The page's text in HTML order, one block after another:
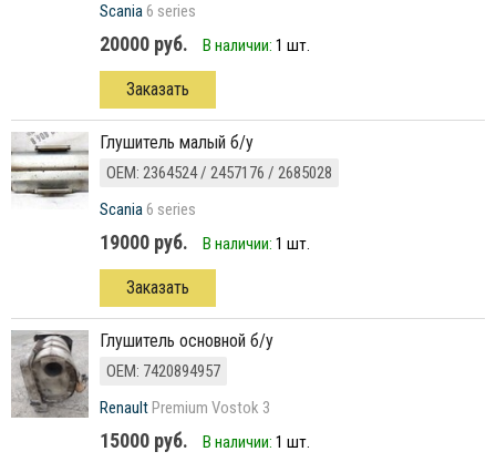
Scania6 series
20000 руб. В наличии: 1 шт.
Заказать
Глушитель малый б/у
ОЕМ: 2364524 / 2457176 / 2685028
Scania6 series
19000 руб. В наличии: 1 шт.
Заказать
глушитель основной б/у
ОЕМ: 7420894957
Renault Premium Vostok 3
15000 руб. В наличии: 1 шт.